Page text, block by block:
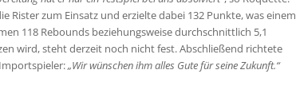
Rister zum Einsatz und erzielte dabei 132 Punkte, was einem
118 Rebounds beziehungsweise durchschnittlich 5,1
wird, steht derzeit noch nicht fest. Abschließend richtete
„Wir wünschen ihm alles Gute für seine Zukunft.“